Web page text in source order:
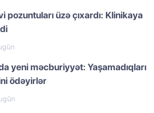
pozuntuları üzə çıxardı: Klinikaya
yeni məcburiyyət: Yaşamadıqları
ödəyirlər